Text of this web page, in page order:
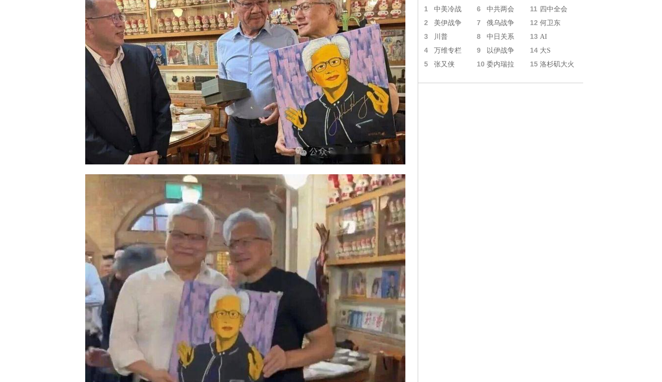
1 中美冷战 6 中共两会 11 四中全会
2 美伊战争 7 俄乌战争 12 何卫东
3 川普 8 中日关系 13 AI
4 万维专栏 9 以伊战争 14 大S
5 张又侠 10 委内瑞拉 15 洛杉矶大火